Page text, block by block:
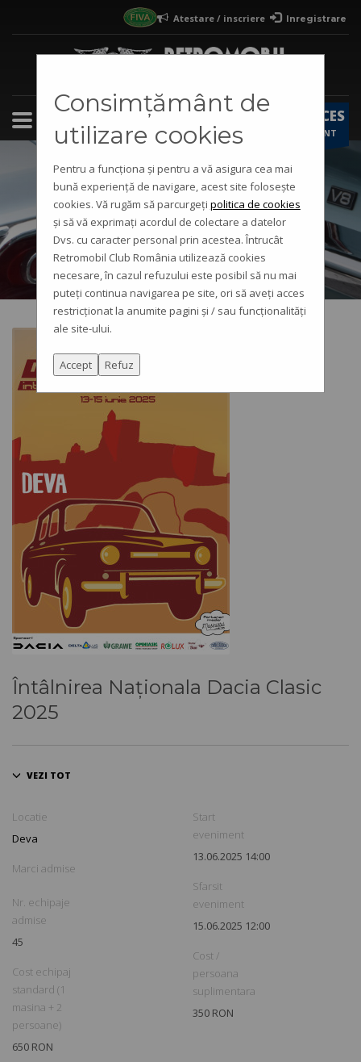
×
Pasi atestare vehicul istoric / inscriere in
1 Iti faci cont pe site-ul Retromobil
2 Completezi formularul
Primesti raspunsul in cont si pe e-mail
Atestare / inscriere Inregistrare
ACCES
CONT
Eveniment
Întâlnirea Naționala Dacia Clasic
2025
Locatie
Deva
Marci admise
Nr. echipaje
admise
45
Cost echipaj
standard (1
masina + 2
persoane)
650 RON
Start
eveniment
13.06.2025 14:00
Sfarsit
eveniment
15.06.2025 12:00
Cost /
persoana
suplimentara
350 RON
Consimțământ de
utilizare cookies
Pentru a funcționa și pentru a vă asigura cea mai
bună experiență de navigare, acest site folosește
cookies. Vă rugăm să parcurgeți politica de cookies
și să vă exprimați acordul de colectare a datelor
Dvs. cu caracter personal prin acestea. Întrucât
Retromobil Club România utilizează cookies
necesare, în cazul refuzului este posibil să nu mai
puteți continua navigarea pe site, ori să aveți acces
restricționat la anumite pagini și / sau funcționalități
ale site-ului.
Accept Refuz